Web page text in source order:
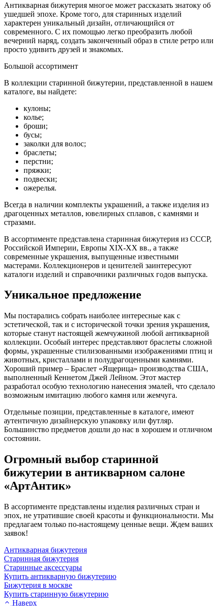
Антикварная бижутерия многое может рассказать знатоку об
ушедшей эпохе. Кроме того, для старинных изделий
характерен уникальный дизайн, отличающийся от
современного. С их помощью легко преобразить любой
вечерний наряд, создать законченный образ в стиле ретро или
просто удивить друзей и знакомых.
Большой ассортимент
В коллекции старинной бижутерии, представленной в нашем
каталоге, вы найдете:
кулоны;
колье;
броши;
бусы;
заколки для волос;
браслеты;
перстни;
пряжки;
подвески;
ожерелья.
Всегда в наличии комплекты украшений, а также изделия из
драгоценных металлов, ювелирных сплавов, с камнями и
стразами.
В ассортименте представлена старинная бижутерия из СССР,
Российской Империи, Европы XIX-XX вв., а также
современные украшения, выпущенные известными
мастерами. Коллекционеров и ценителей заинтересуют
каталоги изделий и справочники различных годов выпуска.
Уникальное предложение
Мы постарались собрать наиболее интересные как с
эстетической, так и с исторической точки зрения украшения,
которые станут настоящей жемчужиной любой антикварной
коллекции. Особый интерес представляют браслеты сложной
формы, украшенные стилизованными изображениями птиц и
животных, кристаллами и полудрагоценными камнями.
Хороший пример – Браслет «Ящерица» производства США,
выполненный Кеннетом Джей Лейном. Этот мастер
разработал особую технологию нанесения эмалей, что сделало
возможным имитацию любого камня или жемчуга.
Отдельные позиции, представленные в каталоге, имеют
аутентичную дизайнерскую упаковку или футляр.
Большинство предметов дошли до нас в хорошем и отличном
состоянии.
Огромный выбор старинной
бижутерии в антикварном салоне
«АртАнтик»
В ассортименте представлены изделия различных стран и
эпох, не утратившие своей красоты и функциональности. Мы
предлагаем только по-настоящему ценные вещи. Ждем ваших
заявок!
Антикварная бижутерия
Старинная бижутерия
Старинные аксессуары
Купить антикварную бижутерию
Бижутерия в москве
Купить старинную бижутерию
Наверх